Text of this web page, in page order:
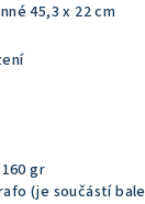
45,3 x 22 cm
gr
(je součástí